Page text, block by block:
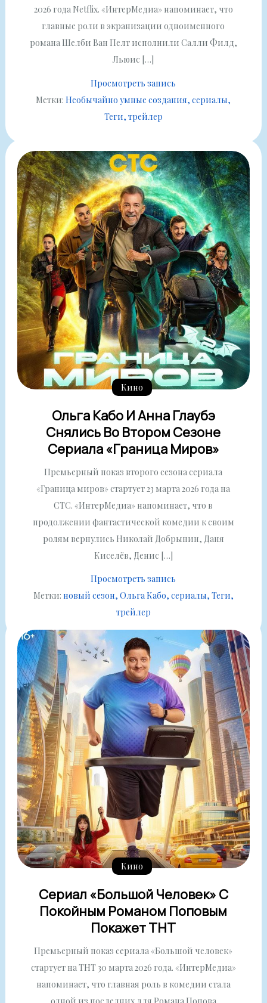
2026 года Netflix. «ИнтерМедиа» напоминает, что
главные роли в экранизации одноименного
романа Шелби Ван Пелт исполнили Салли Филд,
Льюис […]
Просмотреть запись
Метки:Необычайно умные создания сериалы
Теги трейлер
Кино
Ольга Кабо И Анна Глаубэ
Снялись Во Втором Сезоне
Сериала «Граница Миров»
Премьерный показ второго сезона сериала
«Граница миров» стартует 23 марта 2026 года на
СТС. «ИнтерМедиа» напоминает, что в
продолжении фантастической комедии к своим
ролям вернулись Николай Добрынин, Даня
Киселёв, Денис […]
Просмотреть запись
Метки: новый сезон Ольга Кабо сериалы Теги
трейлер
Кино
Сериал «Большой Человек» С
Покойным Романом Поповым
Покажет ТНТ
Премьерный показ сериала «Большой человек»
стартует на ТНТ 30 марта 2026 года. «ИнтерМедиа»
напоминает, что главная роль в комедии стала